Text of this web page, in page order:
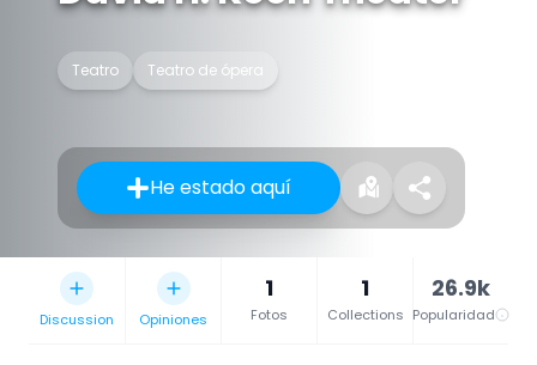
Teatro Teatro de ópera
He estado aquí
Discussion Opiniones
1
Fotos
1
Collections
26.9k
Popularidad